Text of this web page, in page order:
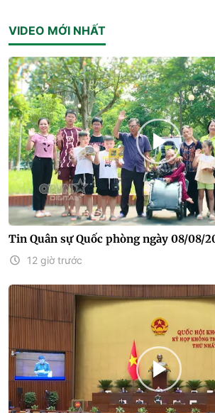
VIDEO MỚI NHẤT
Tin Quân sự Quốc phòng ngày 08/08/
12 giờ trước